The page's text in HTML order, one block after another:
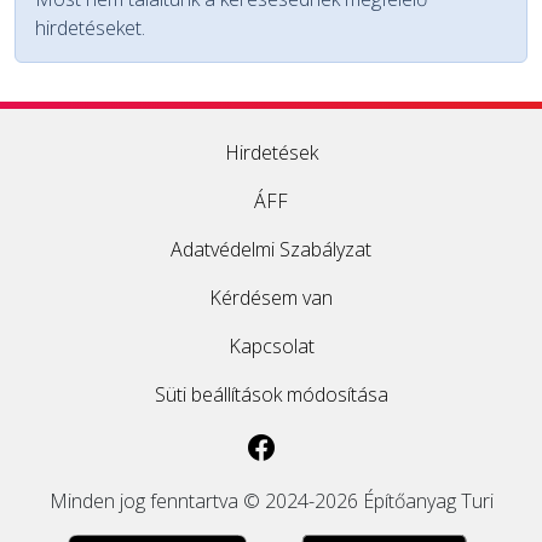
hirdetéseket.
Hirdetések
ÁFF
Adatvédelmi Szabályzat
Kérdésem van
Kapcsolat
Süti beállítások módosítása
Minden jog fenntartva © 2024-2026 Építőanyag Turi